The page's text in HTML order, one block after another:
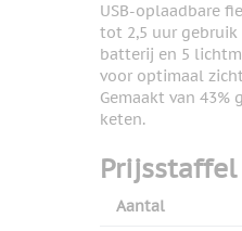
USB-oplaadbare
tot 2,5 uur gebruik
batterij en 5
voor optimaal
Gemaakt van 43%
keten.
Prijsstaffel
Aantal